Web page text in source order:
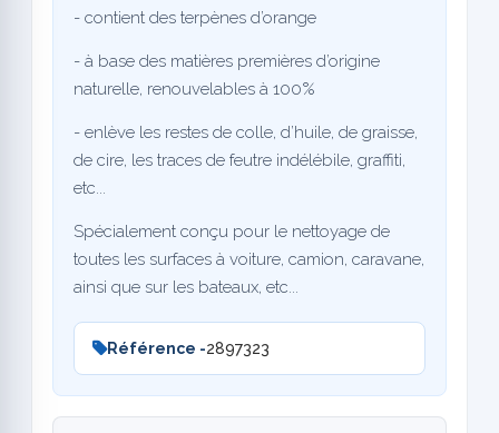
- contient des terpènes d’orange
- à base des matières premières d’origine
naturelle, renouvelables à 100%
- enlève les restes de colle, d’huile, de graisse,
de cire, les traces de feutre indélébile, graffiti,
etc...
Spécialement conçu pour le nettoyage de
toutes les surfaces à voiture, camion, caravane,
ainsi que sur les bateaux, etc...
Référence -2897323